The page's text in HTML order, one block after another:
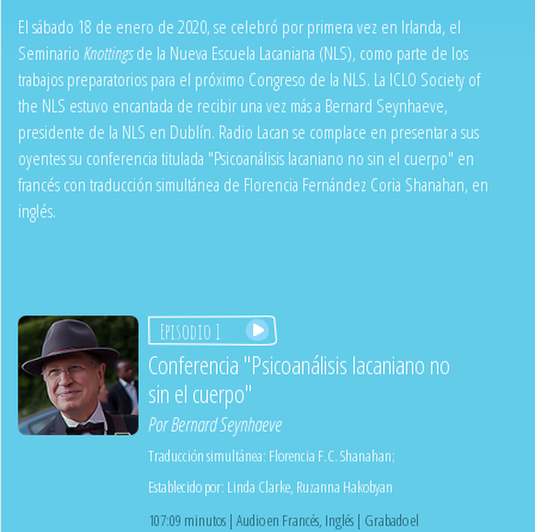
El sábado 18 de enero de 2020, se celebró por primera vez en Irlanda, el
Seminario Knottingsde la Nueva Escuela Lacaniana (NLS), como parte de los
trabajos preparatorios para el próximo Congreso de la NLS. La ICLO Society of
the NLS estuvo encantada de recibir una vez más a Bernard Seynhaeve,
presidente de la NLS en Dublín. Radio Lacan se complace en presentar a sus
oyentes su conferencia titulada "Psicoanálisis lacaniano no sin el cuerpo" en
francés con traducción simultánea de Florencia Fernández Coria Shanahan, en
inglés.
Episodio 1
Conferencia "Psicoanálisis lacaniano no
sin el cuerpo"
PorBernard Seynhaeve
Traducción simultánea: Florencia F.C. Shanahan;
Establecido por: Linda Clarke, Ruzanna Hakobyan
107:09 minutos | Audio en Francés, Inglés | Grabado el